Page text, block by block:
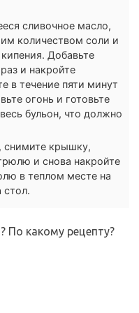
сливочное масло,
количеством соли и
Добавьте
и накройте
в течение пяти минут
огонь и готовьте
бульон, что должно
снимите крышку,
и снова накройте
в теплом месте на
стол.
По какому рецепту?